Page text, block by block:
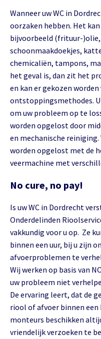
Wanneer uw WC in
oorzaken hebben. Het
bijvoorbeeld (frituur-
schoonmaakdoekjes,
chemicaliën, tampons,
het geval is, dan zit het
en kan er gekozen
ontstoppingsmethodes.
om uw probleem op te
worden opgelost door
en mechanische
worden opgelost met de
veermachine met
No cure, no pay!
Is uw WC in Dordrecht
Onderdelinden
vakkundig voor u op. Ze
binnen een uur, bij u zijn
afvoerproblemen te
Wij werken op basis van
uw probleem niet
De ervaring leert, dat de
riool of afvoer binnen een
monteurs beschikken
vriendelijk verzoeken te